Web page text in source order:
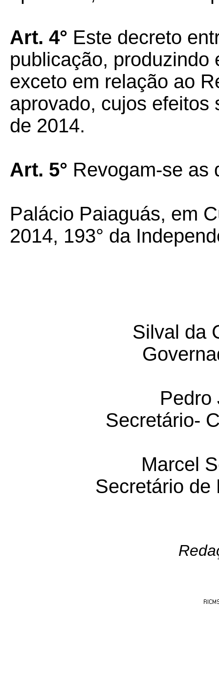
Art. 4° Este decreto
publicação, produzindo
exceto em relação ao
aprovado, cujos efeitos
de 2014.
Art. 5° Revogam-se as
Palácio Paiaguás, em
2014, 193° da
Silval da
Pedro
Secretário-
Marcel
Secretário de